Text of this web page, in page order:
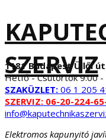
SZERVIZ
1181 Budapest Üllői
Hétfő - Csütörtök 9:00
SZAKÜZLET: 06 1 205
SZERVIZ: 06-20-224-
Elektromos kapunyitó